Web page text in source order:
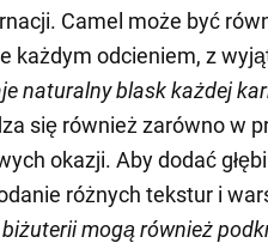
Camel może być
każdym odcieniem, z
naturalny blask każdej
się również zarówno w
okazji. Aby dodać
różnych tekstur i
mogą również